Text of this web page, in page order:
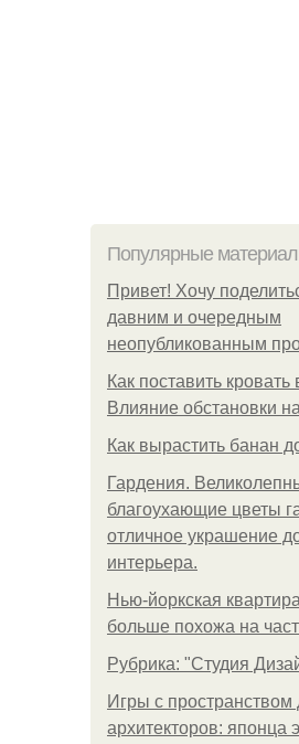
Популярные
Привет! Хочу
давним и очередным
неопубликованным
Как поставить кровать
Влияние обстановки
Как вырастить банан
Гардения.
благоухающие цветы
отличное украшение
интерьера.
Нью-йоркская
больше похожа на
Рубрика: "Студия
Игры с пространством
архитекторов: японца